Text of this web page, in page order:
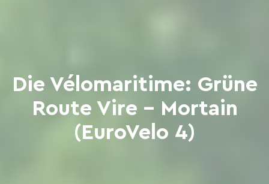
Die Vélomaritime: Grüne
Route Vire - Mortain
(EuroVelo 4)